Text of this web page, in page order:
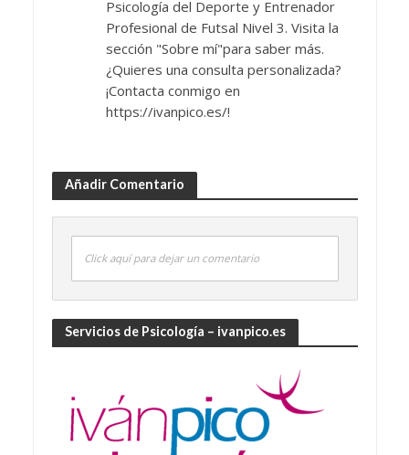
Psicología del Deporte y Entrenador
Profesional de Futsal Nivel 3. Visita la
sección "Sobre mí"para saber más.
¿Quieres una consulta personalizada?
¡Contacta conmigo en
https://ivanpico.es/!
Añadir Comentario
Click aquí para dejar un comentario
Servicios de Psicología – ivanpico.es